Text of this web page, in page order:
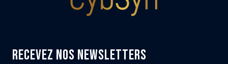
RECEVEZ NOS NEWSLETTERS